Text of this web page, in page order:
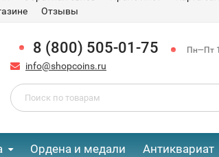
Отзывы
8 (800) 505-01-75 Пн—Пт
info@shopcoins.ru
Ордена и медали Антиквариат